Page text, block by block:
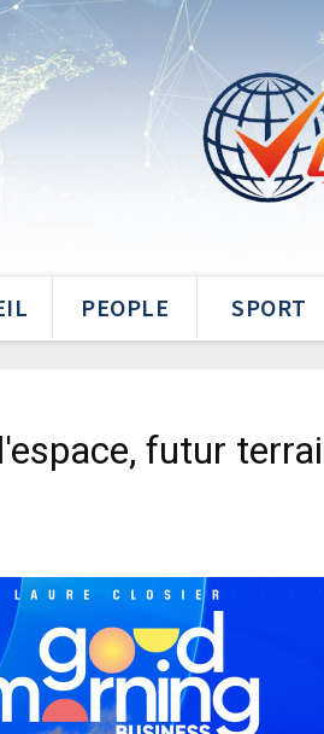
PEOPLE SPORT
futur